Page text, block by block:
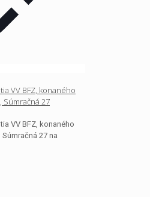
VV BFZ, konaného
Súmračná 27
VV BFZ, konaného
27 na